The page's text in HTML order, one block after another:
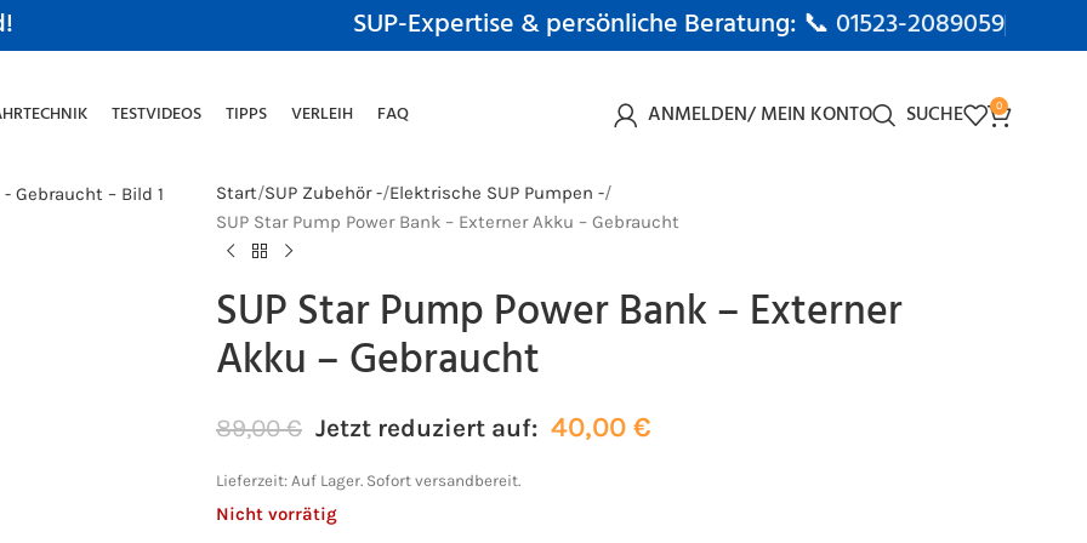
SUP-Expertise & persönliche Beratung: 📞 01523-2089059
TESTVIDEOS TIPPS VERLEIH FAQ ANMELDEN/ MEIN KONTO SUCHE 0
Start SUP Zubehör - Elektrische SUP Pumpen -
SUP Star Pump Power Bank – Externer Akku – Gebraucht
SUP Star Pump Power Bank – Externer
Akku – Gebraucht
89,00€ Jetzt reduziert auf: 40,00 €
Lieferzeit: Auf Lager. Sofort versandbereit.
Nicht vorrätig